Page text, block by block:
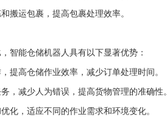
搬运包裹，提高包裹处理效率。
智能仓储机器人具有以下显著优势：
提高仓储作业效率，减少订单处理时间。
，减少人为错误，提高货物管理的准确性。
化，适应不同的作业需求和环境变化。